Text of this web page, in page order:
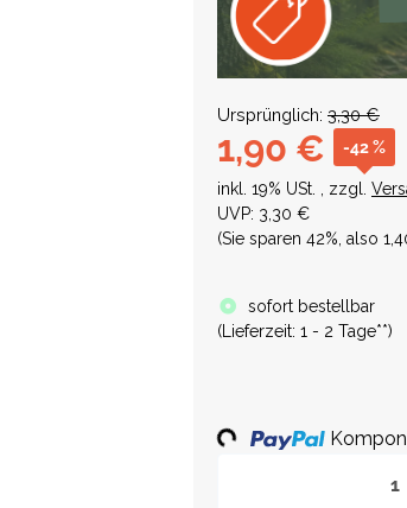
Ursprünglich: 3,30 €
1,90 € -42 %
inkl. 19% USt. , zzgl.
UVP: 3,30 €
(Sie sparen 42%, also
sofort bestellbar
(Lieferzeit: 1 - 2 Tage**)
Loading...